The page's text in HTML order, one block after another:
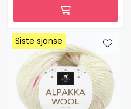
Siste sjanse
Siste sjanse
Siste sjanse
Siste sjanse